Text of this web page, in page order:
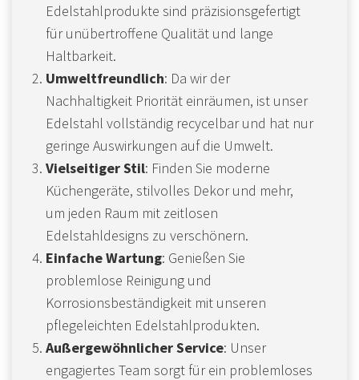
Edelstahlprodukte sind präzisionsgefertigt
für unübertroffene Qualität und lange
Haltbarkeit.
Umweltfreundlich: Da wir der
Nachhaltigkeit Priorität einräumen, ist unser
Edelstahl vollständig recycelbar und hat nur
geringe Auswirkungen auf die Umwelt.
Vielseitiger Stil: Finden Sie moderne
Küchengeräte, stilvolles Dekor und mehr,
um jeden Raum mit zeitlosen
Edelstahldesigns zu verschönern.
Einfache Wartung: Genießen Sie
problemlose Reinigung und
Korrosionsbeständigkeit mit unseren
pflegeleichten Edelstahlprodukten.
Außergewöhnlicher Service: Unser
engagiertes Team sorgt für ein problemloses